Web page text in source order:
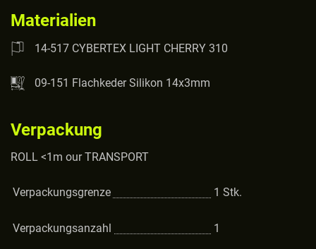
Materialien
14-517 CYBERTEX LIGHT CHERRY 310
09-151 Flachkeder Silikon 14x3mm
Verpackung
ROLL <1m our TRANSPORT
Verpackungsgrenze 1 Stk.
Verpackungsanzahl 1